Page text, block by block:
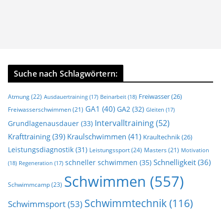
Suche nach Schlagwörtern:
Atmung(22) Ausdauertraining (17) Beinarbeit (18) Freiwasser(26)
Freiwasserschwimmen (21) GA1 (40) GA2 (32) Gleiten (17)
Grundlagenausdauer (33) Intervalltraining(52)
Krafttraining (39) Kraulschwimmen (41) Kraultechnik(26)
Leistungsdiagnostik (31) Leistungssport(24) Masters (21) Motivation
(18) Regeneration (17) schneller schwimmen (35) Schnelligkeit (36)
Schwimmcamp(23) Schwimmen (557)
Schwimmsport(53) Schwimmtechnik(116)